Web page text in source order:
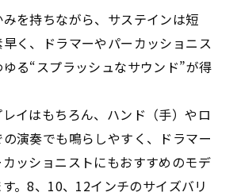
を持ちながら、サステインは短
く、ドラマーやパーカッショニス
ゆる“スプラッシュなサウンド”が得
イはもちろん、ハンド（手）やロ
演奏でも鳴らしやすく、ドラマー
ッショニストにもおすすめのモデ
。8、10、12インチのサイズバリ